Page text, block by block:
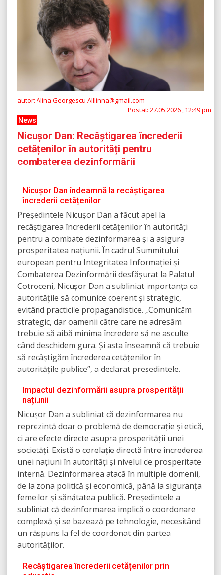
autor: Alina Georgescu Alllinna@gmail.com
Postat: 27.05.2026 , 12:49 pm
News
Nicușor Dan: Recâștigarea încrederii
cetățenilor în autorități pentru
combaterea dezinformării
Nicușor Dan îndeamnă la recâștigarea
încrederii cetățenilor
Președintele Nicușor Dan a făcut apel la
recâștigarea încrederii cetățenilor în autorități
pentru a combate dezinformarea și a asigura
prosperitatea națiunii. În cadrul Summitului
european pentru Integritatea Informației și
Combaterea Dezinformării desfășurat la Palatul
Cotroceni, Nicușor Dan a subliniat importanța ca
autoritățile să comunice coerent și strategic,
evitând practicile propagandistice. „Comunicăm
strategic, dar oamenii către care ne adresăm
trebuie să aibă minima încredere să ne asculte
când deschidem gura. Și asta înseamnă că trebuie
să recâștigăm încrederea cetățenilor în
autoritățile publice”, a declarat președintele.
Impactul dezinformării asupra prosperității
națiunii
Nicușor Dan a subliniat că dezinformarea nu
reprezintă doar o problemă de democrație și etică,
ci are efecte directe asupra prosperității unei
societăți. Există o corelație directă între încrederea
unei națiuni în autorități și nivelul de prosperitate
internă. Dezinformarea atacă în multiple domenii,
de la zona politică și economică, până la siguranța
femeilor și sănătatea publică. Președintele a
subliniat că dezinformarea implică o coordonare
complexă și se bazează pe tehnologie, necesitând
un răspuns la fel de coordonat din partea
autorităților.
Recâștigarea încrederii cetățenilor prin